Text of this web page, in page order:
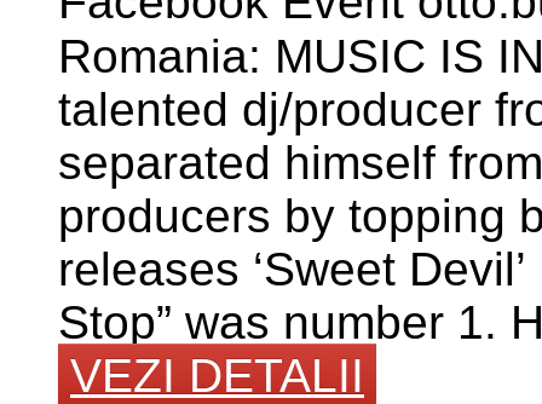
Romania: MUSIC IS
talented dj/producer
separated himself
producers by topping
releases ‘Sweet
Stop” was number 1.
VEZI DETALII